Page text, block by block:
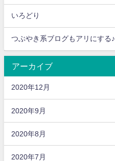
いろどり
つぶやき系ブログもアリにする♪
アーカイブ
2020年12月
2020年9月
2020年8月
2020年7月